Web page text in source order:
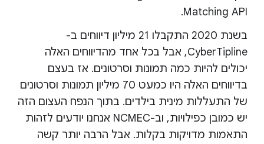
Matching API.
בשנת 2020 התקבלו 21 מיליון דיווחים ב-
CyberTipline, אבל בכל אחד מהדיווחים האלה
יכולים להיות כמה תמונות וסרטונים. אז בעצם
בדיווחים האלה היו כמעט 70 מיליון תמונות וסרטונים
של התעללות מינית בילדים. בתוך הנפח העצום הזה
יש כמובן כפילויות, וב-NCMEC אנחנו יודעים לזהות
התאמות מדויקות בקלות. אבל הרבה יותר קשה